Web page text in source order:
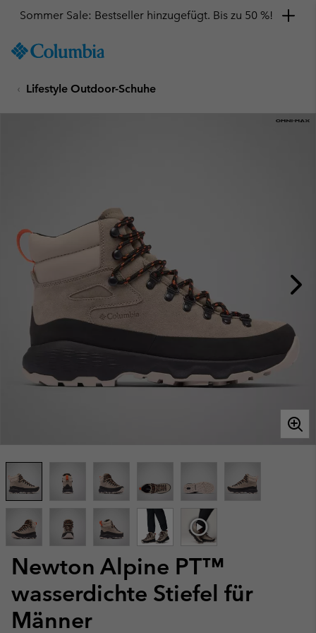
TO
SKIP
MAIN
Sommer Sale: Bestseller hinzugefügt. Bis zu 50 %!
Lifestyle Outdoor-Schuhe
Newton Alpine PT™
wasserdichte Stiefel für
Männer